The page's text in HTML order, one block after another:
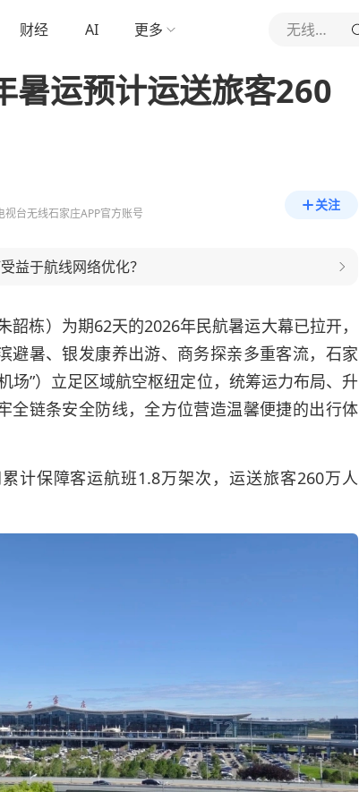
财经 AI 更多 无线石家庄
暑运预计运送旅客260
视台无线石家庄APP官方账号
关注
益于航线网络优化？
栋）为期62天的2026年民航暑运大幕已拉开，
避暑、银发康养出游、商务探亲多重客流，石家
场”）立足区域航空枢纽定位，统筹运力布局、升
全链条安全防线，全方位营造温馨便捷的出行体
计保障客运航班1.8万架次，运送旅客260万人